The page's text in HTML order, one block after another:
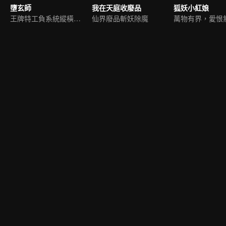
墮玄師
王牌特工負系統縱橫九荒
我在天庭收廢品
仙界廢品斬妖除魔
狐妖小紅娘
萬物有界，愛恨